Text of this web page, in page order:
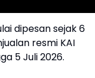
dipesan sejak 6
resmi KAI
5 Juli 2026.